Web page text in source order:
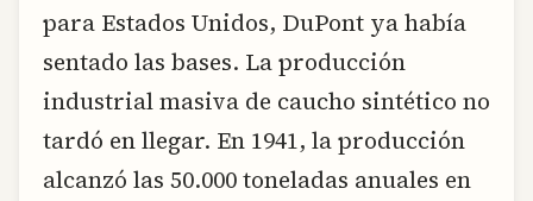
para Estados Unidos, DuPont ya había
sentado las bases. La producción
industrial masiva de caucho sintético no
tardó en llegar. En 1941, la producción
alcanzó las 50.000 toneladas anuales en